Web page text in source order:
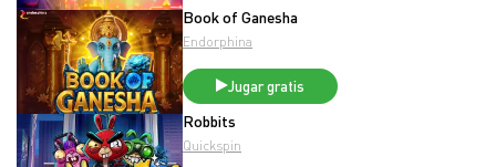
Book of Ganesha
Endorphina
Jugar gratis
Robbits
Quickspin